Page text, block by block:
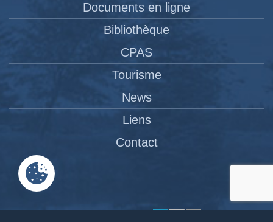
Documents en ligne
Bibliothèque
CPAS
Tourisme
News
Liens
Contact